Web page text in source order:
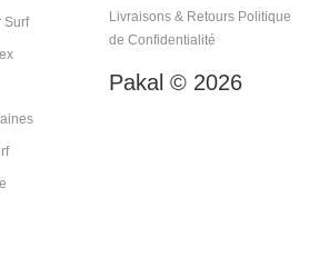
Surf
Livraisons & Retours Politique
de Confidentialité
Pakal © 2026